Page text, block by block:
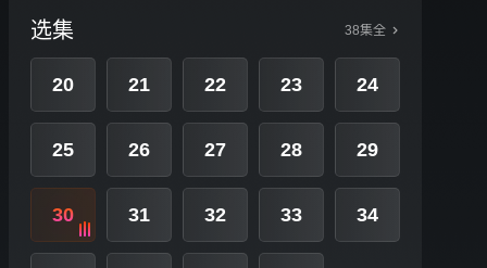
选集 38集全
20 21 22 23 24
25 26 27 28 29
30 31 32 33 34